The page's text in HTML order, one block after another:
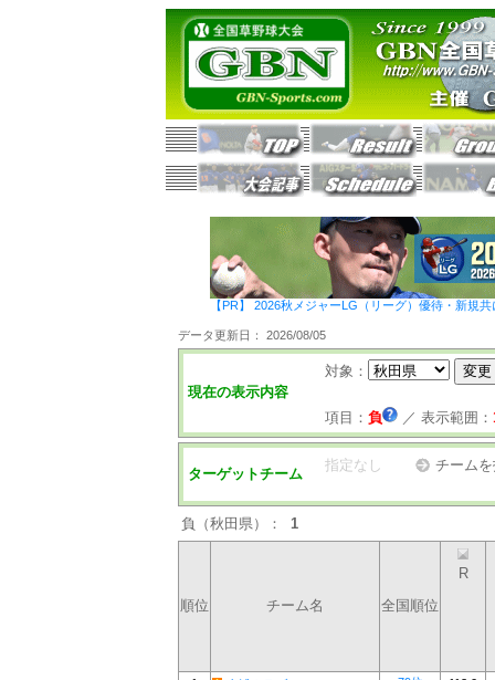
【PR】 2026秋メジャーLG（リーグ）優待・新規
データ更新日： 2026/08/05
現在の表示内容
対象：
項目： 負 ／ 表示範囲：
ターゲットチーム
指定なし チーム
負（秋田県）： 1
順位 チーム名 全国順位
R